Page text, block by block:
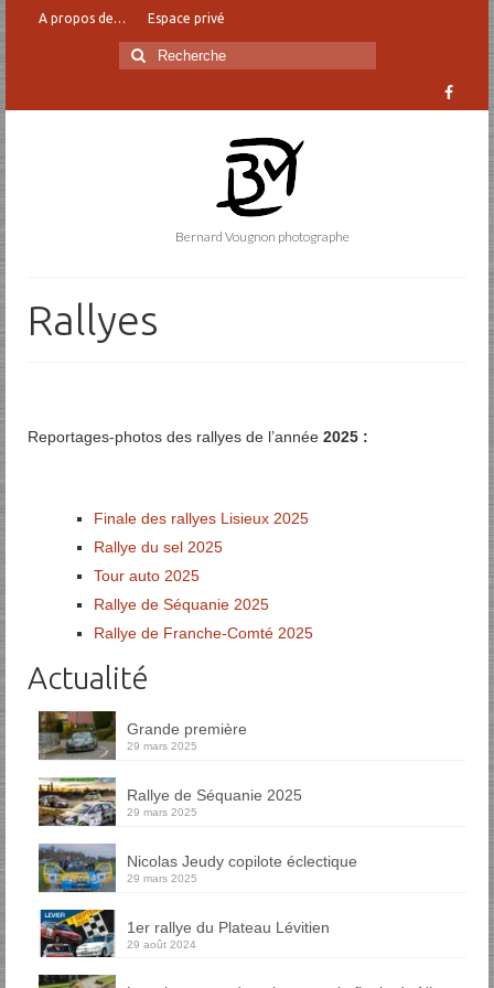
A propos de… Espace privé
Rechercher
:
Bernard Vougnon photographe
Rallyes
Reportages-photos des rallyes de l’année 2025 :
Finale des rallyes Lisieux 2025
Rallye du sel 2025
Tour auto 2025
Rallye de Séquanie 2025
Rallye de Franche-Comté 2025
Actualité
Grande première
29 mars 2025
Rallye de Séquanie 2025
29 mars 2025
Nicolas Jeudy copilote éclectique
29 mars 2025
1er rallye du Plateau Lévitien
29 août 2024